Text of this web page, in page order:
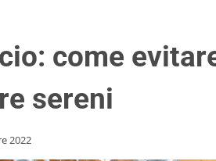
come
sereni
2022